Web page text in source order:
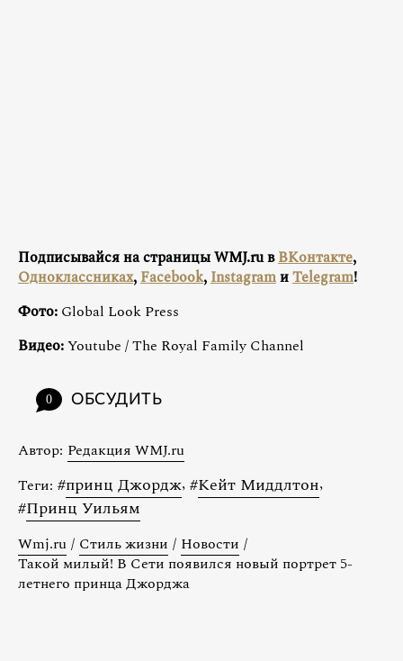
Подписывайся на страницы WMJ.ru вВКонтакте,
Одноклассниках,Facebook,InstagramиTelegram!
Фото: Global Look Press
Видео:Youtube / The Royal Family Channel
0 ОБСУДИТЬ
Автор: Редакция WMJ.ru
Теги: #принц Джордж, #Кейт Миддлтон,
#Принц Уильям
Wmj.ru / Стиль жизни / Новости /
Такой милый! В Сети появился новый портрет 5-
летнего принца Джорджа